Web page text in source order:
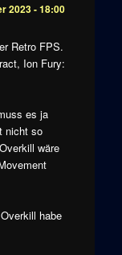
2023 - 18:00
Retro FPS.
Ion Fury:
es ja
nicht so
wäre
habe